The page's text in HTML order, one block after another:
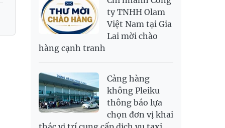
RUB
307.79
340.71
SAR
6,944.19
7,243.07
2,709.1
2,823.98
SGD
USD
26,010 26,040 26,420
ty TNHH Olam
Việt Nam tại Gia
Lai mời chào
hàng cạnh tranh
Cảng hàng
không Pleiku
thông báo lựa
chọn đơn vị khai